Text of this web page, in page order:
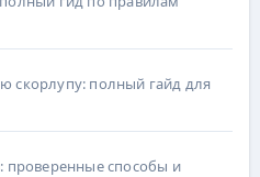
скорлупу: полный гайд для
проверенные способы и